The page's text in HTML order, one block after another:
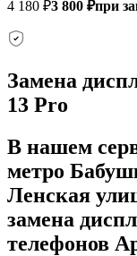
4 180 ₽3 800 ₽при
Замена
13 Pro
В нашем
метро
Ленская
замена
телефонов